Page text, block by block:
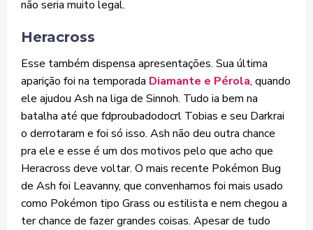
não seria muito legal.
Heracross
Esse também dispensa apresentações. Sua última
aparição foi na temporada Diamante e Pérola, quando
ele ajudou Ash na liga de Sinnoh. Tudo ia bem na
batalha até que fdproubadodocrl Tobias e seu Darkrai
o derrotaram e foi só isso. Ash não deu outra chance
pra ele e esse é um dos motivos pelo que acho que
Heracross deve voltar. O mais recente Pokémon Bug
de Ash foi Leavanny, que convenhamos foi mais usado
como Pokémon tipo Grass ou estilista e nem chegou a
ter chance de fazer grandes coisas. Apesar de tudo